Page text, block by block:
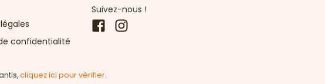
confidentialité
Suivez-nous !
Facebook
cliquez ici pour vérifier.